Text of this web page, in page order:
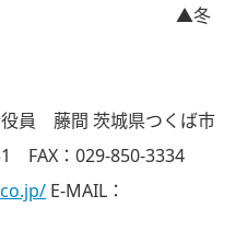
作動画 ▲冬
員 藤間 茨城県つくば市
FAX：029-850-3334
E-MAIL：